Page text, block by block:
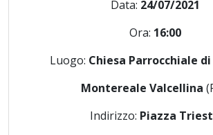
Data: 24/07/2021
Ora: 16:00
Luogo: Chiesa Parrocchiale
Montereale Valcellina
Indirizzo: Piazza